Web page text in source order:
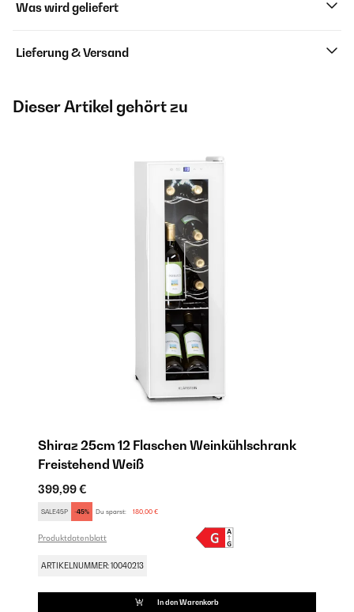
Was wird geliefert
Lieferung & Versand
Dieser Artikel gehört zu
Shiraz 25cm 12 Flaschen Weinkühlschrank
Freistehend​ Weiß
399,99 €
SALE45P -45% Du sparst: 180,00 €
Produktdatenblatt
ARTIKELNUMMER: 10040213
In den Warenkorb